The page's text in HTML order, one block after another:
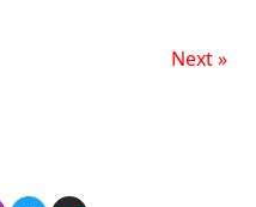
Next »